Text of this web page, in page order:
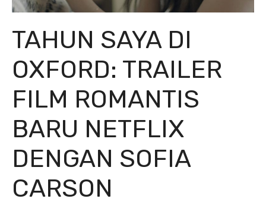
TAHUN SAYA DI
OXFORD: TRAILER
FILM ROMANTIS
BARU NETFLIX
DENGAN SOFIA
CARSON